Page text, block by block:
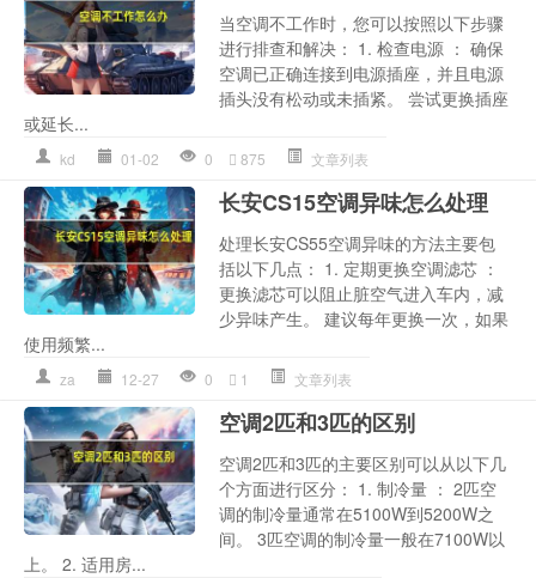
当空调不工作时，您可以按照以下步骤
进行排查和解决： 1. 检查电源 ： 确保
空调已正确连接到电源插座，并且电源
插头没有松动或未插紧。 尝试更换插座
或延长...
kd 01-02 0 875 文章列表
长安CS15空调异味怎么处理
处理长安CS55空调异味的方法主要包
括以下几点： 1. 定期更换空调滤芯 ：
更换滤芯可以阻止脏空气进入车内，减
少异味产生。 建议每年更换一次，如果
使用频繁...
za 12-27 0 1 文章列表
空调2匹和3匹的区别
空调2匹和3匹的主要区别可以从以下几
个方面进行区分： 1. 制冷量 ： 2匹空
调的制冷量通常在5100W到5200W之
间。 3匹空调的制冷量一般在7100W以
上。 2. 适用房...